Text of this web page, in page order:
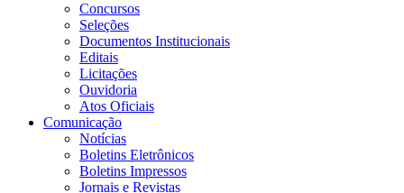
Concursos
Seleções
Documentos Institucionais
Editais
Licitações
Ouvidoria
Atos Oficiais
Comunicação
Notícias
Boletins Eletrônicos
Boletins Impressos
Jornais e Revistas